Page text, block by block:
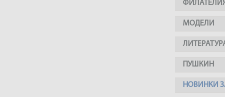
МОДЕЛИ
ПУШКИН
НОВИНКИ